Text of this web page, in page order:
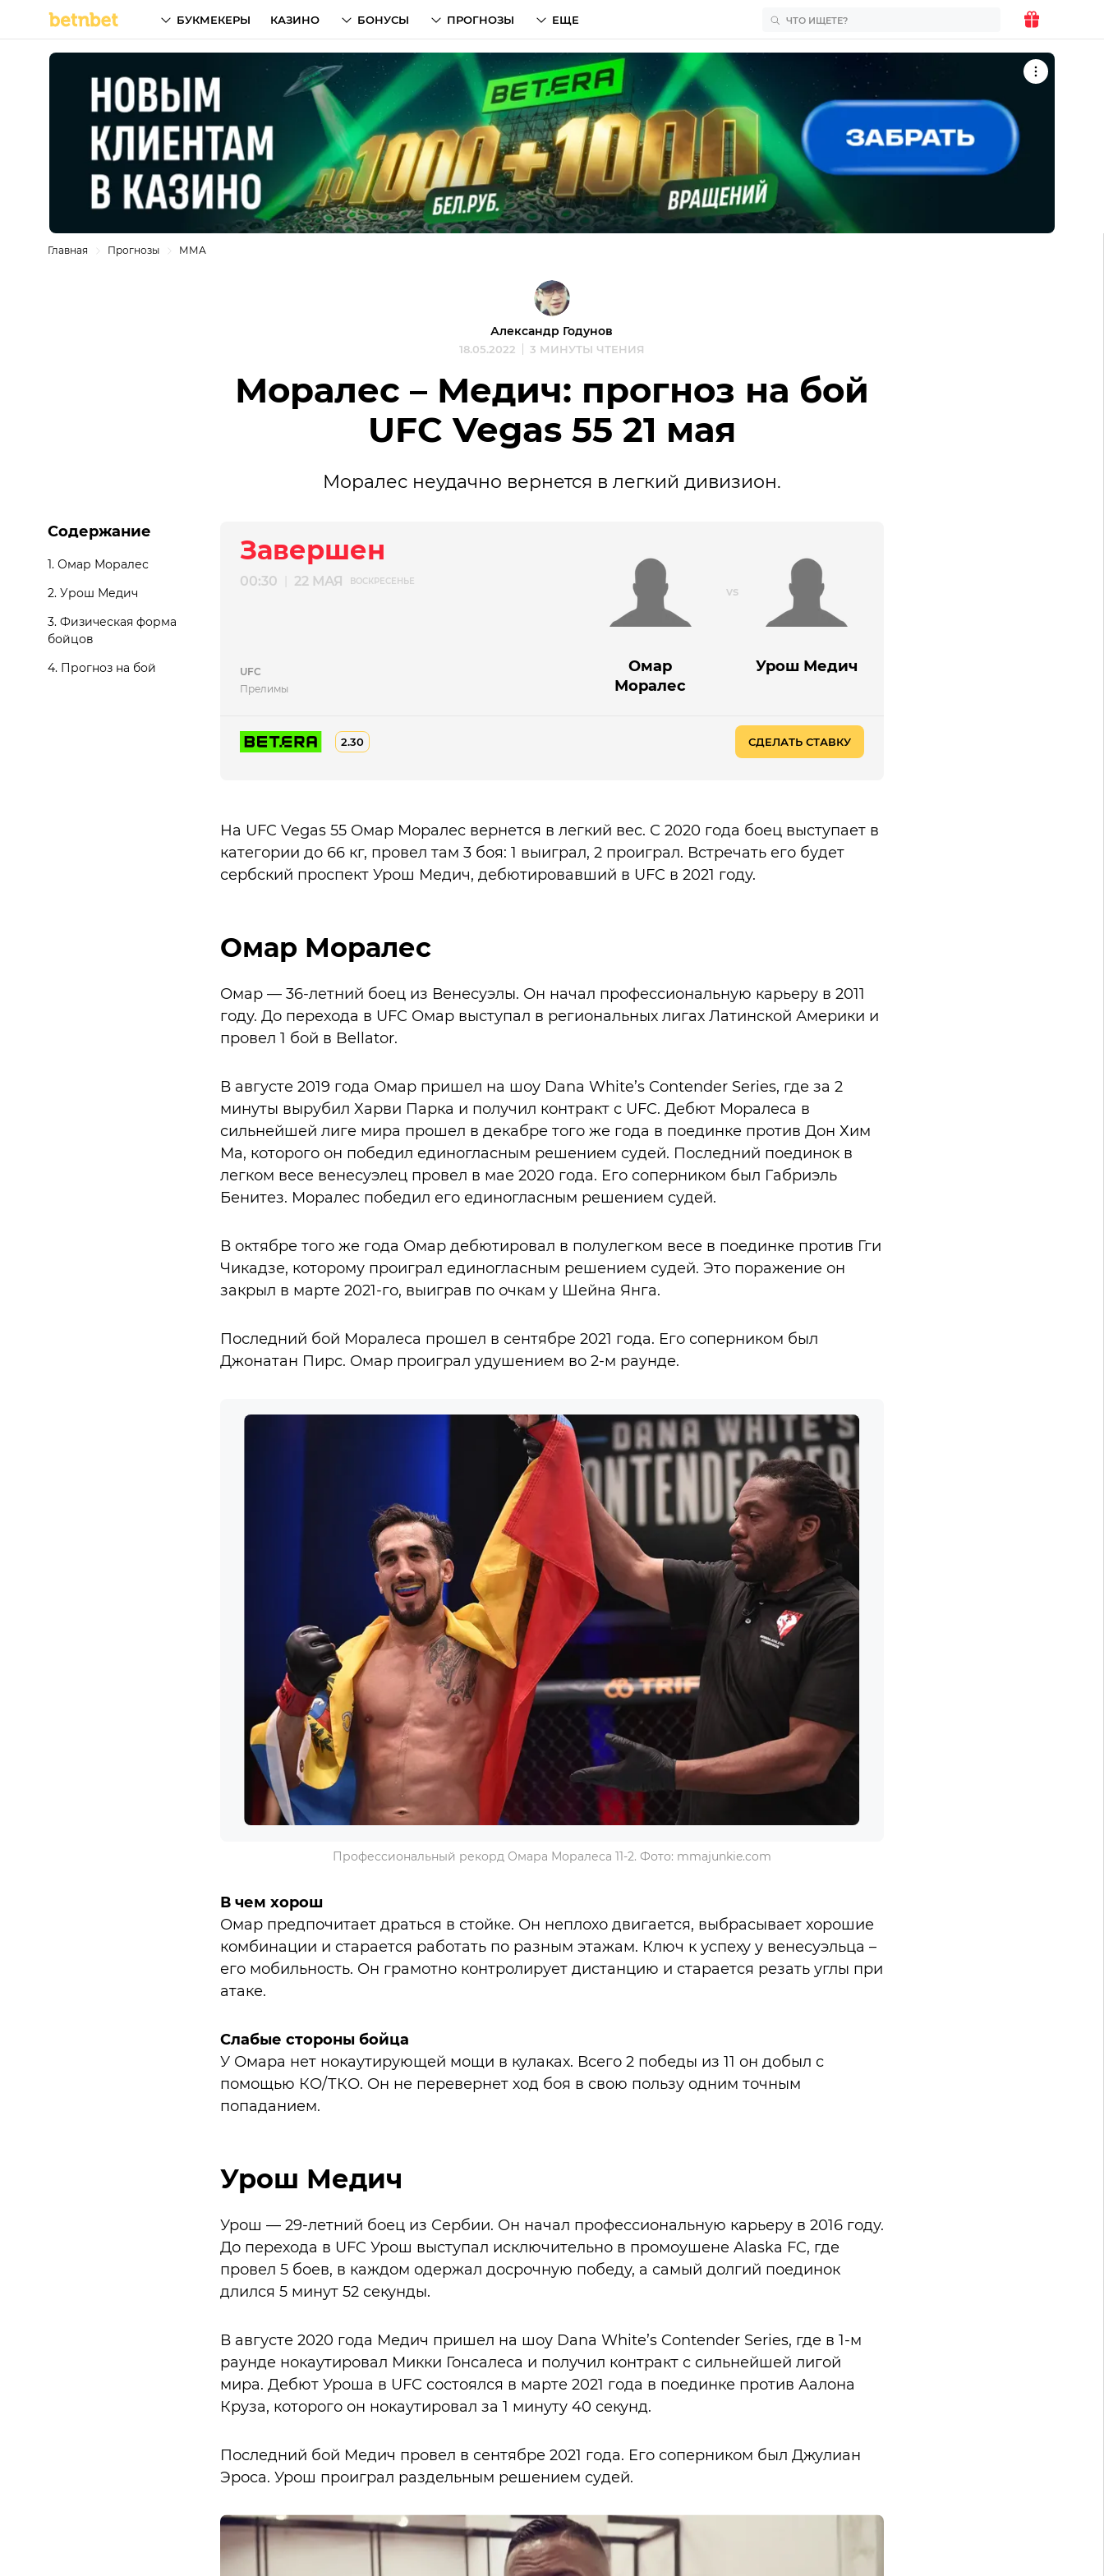
БУКМЕКЕРЫ КАЗИНО БОНУСЫ ПРОГНОЗЫ ЕЩЕ
Главная Прогнозы ММА
Александр Годунов
18.05.2022 3 МИНУТЫ ЧТЕНИЯ
Моралес – Медич: прогноз на бой
UFC Vegas 55 21 мая
Моралес неудачно вернется в легкий дивизион.
Содержание
1. Омар Моралес
2. Урош Медич
3. Физическая форма
бойцов
4. Прогноз на бой
Омар
Моралес
Урош Медич
Завершен
00:30 22 МАЯ ВОСКРЕСЕНЬЕ
UFC
Прелимы
2.30 СДЕЛАТЬ СТАВКУ
На UFC Vegas 55 Омар Моралес вернется в легкий вес. С 2020 года боец выступает в
категории до 66 кг, провел там 3 боя: 1 выиграл, 2 проиграл. Встречать его будет
сербский проспект Урош Медич, дебютировавший в UFC в 2021 году.
Омар Моралес
Омар — 36-летний боец из Венесуэлы. Он начал профессиональную карьеру в 2011
году. До перехода в UFC Омар выступал в региональных лигах Латинской Америки и
провел 1 бой в Bellator.
В августе 2019 года Омар пришел на шоу Dana White’s Contender Series, где за 2
минуты вырубил Харви Парка и получил контракт с UFC. Дебют Моралеса в
сильнейшей лиге мира прошел в декабре того же года в поединке против Дон Хим
Ма, которого он победил единогласным решением судей. Последний поединок в
легком весе венесуэлец провел в мае 2020 года. Его соперником был Габриэль
Бенитез. Моралес победил его единогласным решением судей.
В октябре того же года Омар дебютировал в полулегком весе в поединке против Гги
Чикадзе, которому проиграл единогласным решением судей. Это поражение он
закрыл в марте 2021-го, выиграв по очкам у Шейна Янга.
Последний бой Моралеса прошел в сентябре 2021 года. Его соперником был
Джонатан Пирс. Омар проиграл удушением во 2-м раунде.
Профессиональный рекорд Омара Моралеса 11-2. Фото: mmajunkie.com
В чем хорош
Омар предпочитает драться в стойке. Он неплохо двигается, выбрасывает хорошие
комбинации и старается работать по разным этажам. Ключ к успеху у венесуэльца –
его мобильность. Он грамотно контролирует дистанцию и старается резать углы при
атаке.
Слабые стороны бойца
У Омара нет нокаутирующей мощи в кулаках. Всего 2 победы из 11 он добыл с
помощью КО/ТКО. Он не перевернет ход боя в свою пользу одним точным
попаданием.
Урош Медич
Урош — 29-летний боец из Сербии. Он начал профессиональную карьеру в 2016 году.
До перехода в UFC Урош выступал исключительно в промоушене Alaska FC, где
провел 5 боев, в каждом одержал досрочную победу, а самый долгий поединок
длился 5 минут 52 секунды.
В августе 2020 года Медич пришел на шоу Dana White’s Contender Series, где в 1-м
раунде нокаутировал Микки Гонсалеса и получил контракт с сильнейшей лигой
мира. Дебют Уроша в UFC состоялся в марте 2021 года в поединке против Аалона
Круза, которого он нокаутировал за 1 минуту 40 секунд.
Последний бой Медич провел в сентябре 2021 года. Его соперником был Джулиан
Эроса. Урош проиграл раздельным решением судей.